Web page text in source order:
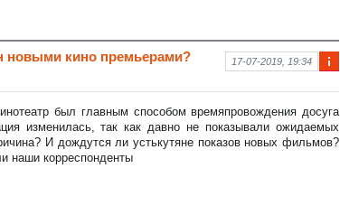
фо
аци
я к
нов
17-07-2019, 19:34
новыми кино премьерами?
был главным способом времяпровождения досуга
изменилась, так как давно не показывали ожидаемых
И дождутся ли устькутяне показов новых фильмов?
наши корреспонденты